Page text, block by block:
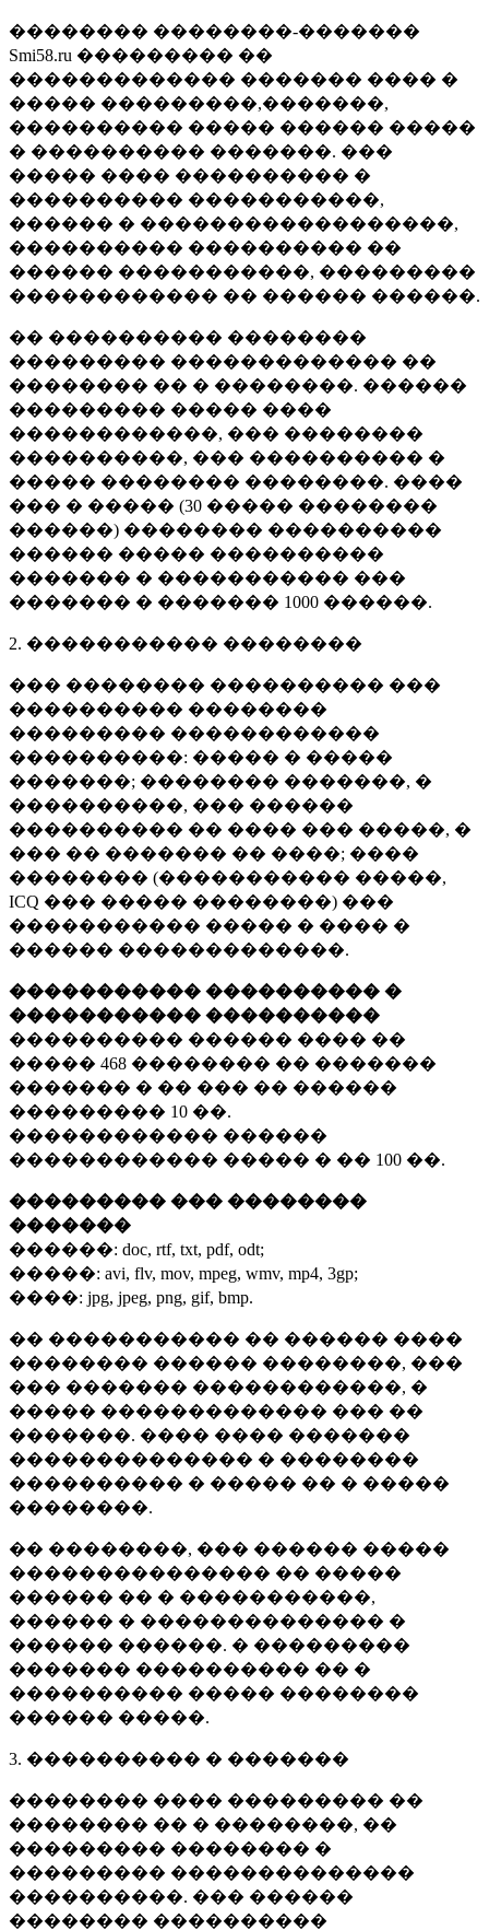
�������� ��������-�������
Smi58.ru ��������� ��
������������� ������� ���� �
����� ���������,�������,
���������� ����� ������ �����
� ���������� �������. ���
����� ���� ���������� �
���������� �����������,
������ � ������������������,
���������� ���������� ��
������ �����������, ���������
������������ �� ������ ������.
�� ���������� ��������
��������� ������������� ��
�������� �� � ��������. ������
��������� ����� ����
������������, ��� ��������
����������, ��� ���������� �
����� �������� ��������. ����
��� � ����� (30 ����� ��������
������) �������� ����������
������ ����� ����������
������� � ����������� ���
������� � ������� 1000 ������.
2. ����������� ��������
��� �������� ���������� ���
���������� ��������
��������� ������������
����������: ����� � �����
�������; �������� �������, �
����������, ��� ������
���������� �� ���� ��� �����, �
��� �� ������� �� ����; ����
�������� (����������� �����,
ICQ ��� ����� ��������) ���
����������� ����� � ���� �
������ �������������.
����������� ���������� �
����������� ����������
���������� ������ ���� ��
����� 468 �������� �� �������
������� � �� ��� �� ������
��������� 10 ��.
������������ ������
������������ ����� � �� 100 ��.
��������� ��� ��������
�������
������: doc, rtf, txt, pdf, odt;
�����: avi, flv, mov, mpeg, wmv, mp4, 3gp;
����: jpg, jpeg, png, gif, bmp.
�� ����������� �� ������ ����
�������� ������ ��������, ���
��� ������� ������������, �
����� ������������� ��� ��
�������. ���� ���� �������
�������������� � ��������
���������� � ����� �� � �����
��������.
�� ��������, ��� ������ �����
��������������� �� �����
������ �� � �����������,
������ � �������������� �
������ ������. � ���������
������� ���������� �� �
���������� ����� ��������
������ �����.
3. ���������� � �������
�������� ���� ��������� ��
�������� �� � ��������, ��
��������� �������� �
��������� ��������������
����������. ��� ������
�������� ����������